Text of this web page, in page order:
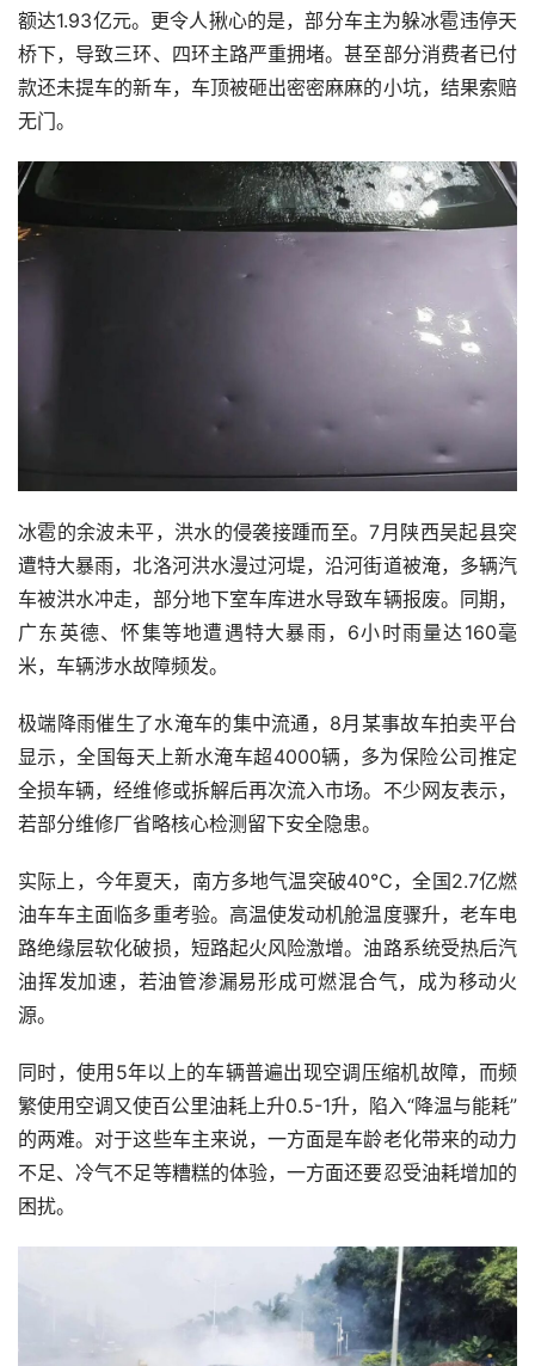
额达1.93亿元。更令人揪心的是，部分车主为躲冰雹违停天
桥下，导致三环、四环主路严重拥堵。甚至部分消费者已付
款还未提车的新车，车顶被砸出密密麻麻的小坑，结果索赔
无门。
冰雹的余波未平，洪水的侵袭接踵而至。7月陕西吴起县突
遭特大暴雨，北洛河洪水漫过河堤，沿河街道被淹，多辆汽
车被洪水冲走，部分地下室车库进水导致车辆报废。同期，
广东英德、怀集等地遭遇特大暴雨，6小时雨量达160毫
米，车辆涉水故障频发。
极端降雨催生了水淹车的集中流通，8月某事故车拍卖平台
显示，全国每天上新水淹车超4000辆，多为保险公司推定
全损车辆，经维修或拆解后再次流入市场。不少网友表示，
若部分维修厂省略核心检测留下安全隐患。
实际上，今年夏天，南方多地气温突破40℃，全国2.7亿燃
油车车主面临多重考验。高温使发动机舱温度骤升，老车电
路绝缘层软化破损，短路起火风险激增。油路系统受热后汽
油挥发加速，若油管渗漏易形成可燃混合气，成为移动火
源。
同时，使用5年以上的车辆普遍出现空调压缩机故障，而频
繁使用空调又使百公里油耗上升0.5-1升，陷入“降温与能耗”
的两难。对于这些车主来说，一方面是车龄老化带来的动力
不足、冷气不足等糟糕的体验，一方面还要忍受油耗增加的
困扰。